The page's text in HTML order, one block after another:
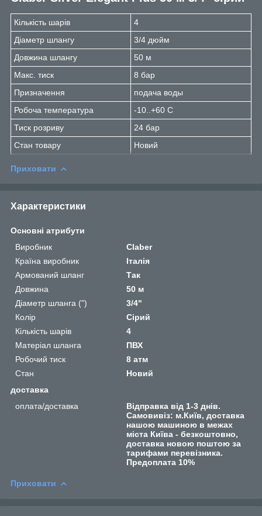
Кількість шарів
4
Діаметр шлангу
3/4 дюйм
Довжина шлангу
50 м
Макс. тиск
8 бар
Призначення
подача воды
Робоча температура
-10..+60 С
Тиск розриву
24 бар
Стан товару
Новий
Приховати
Характеристики
Основні атрибути
Виробник
Claber
Країна виробник
Італія
Армований шланг
Так
Довжина
50 м
Діаметр шланга (")
3/4"
Колір
Сірий
Кількість шарів
4
Матеріал шланга
ПВХ
Робочий тиск
8 атм
Стан
Новий
доставка
оплата/доставка
Відправка від 1-3 днів.
Самовивіз: м.Київ, доставка
нашою машиною в межах
міста Київа - безкоштовно,
доставка новою поштою за
тарифами перевізника.
Предоплата 10%
Приховати